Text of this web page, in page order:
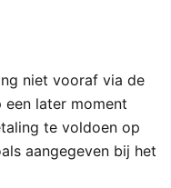
niet vooraf via de
later moment
te voldoen op
aangegeven bij het